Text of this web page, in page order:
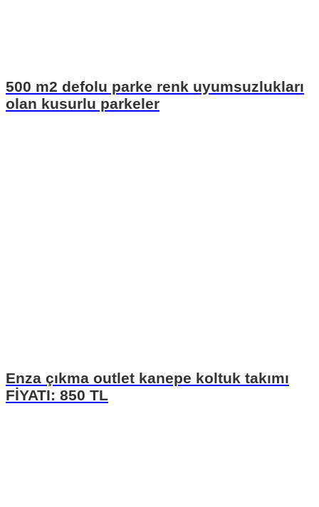
500 m2 defolu parke renk uyumsuzlukları
olan kusurlu parkeler
Enza çıkma outlet kanepe koltuk takımı
FİYATI: 850 TL